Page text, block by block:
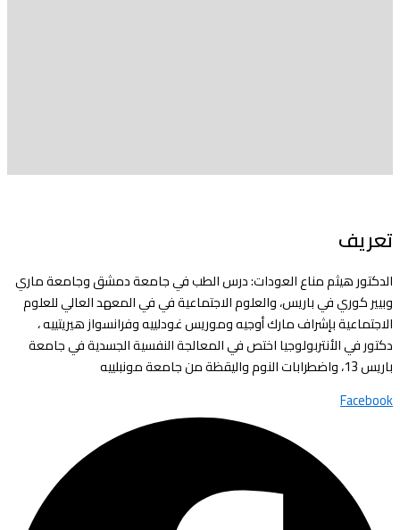
تعريف
الدكتور هيثم مناع العودات: درس الطب في جامعة دمشق وجامعة ماري
وبيير كوري في باريس، والعلوم الاجتماعية في في المعهد العالي للعلوم
الاجتماعية بإشراف مارك أوجيه وموريس غودلييه وفرانسواز هيريتييه ،
دكتور في الأنتربولوجيا اختص في المعالجة النفسية الجسدية في جامعة
باريس 13، واضطرابات النوم واليقظة من جامعة مونبلييه
Facebook